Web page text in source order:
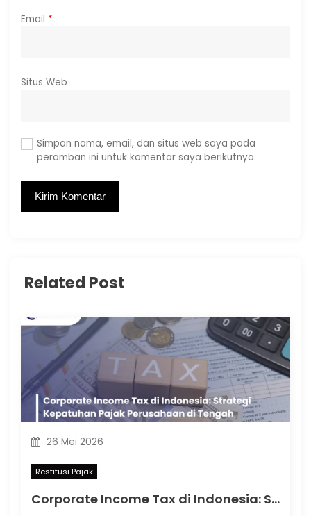
Email *
Situs Web
Simpan nama, email, dan situs web saya pada
peramban ini untuk komentar saya berikutnya.
Related Post
26 Mei 2026
Restitusi Pajak
Corporate Income Tax di Indonesia: Strategi Kepatuhan Pajak Perusahaan di Tengah Dinamika Regulasi